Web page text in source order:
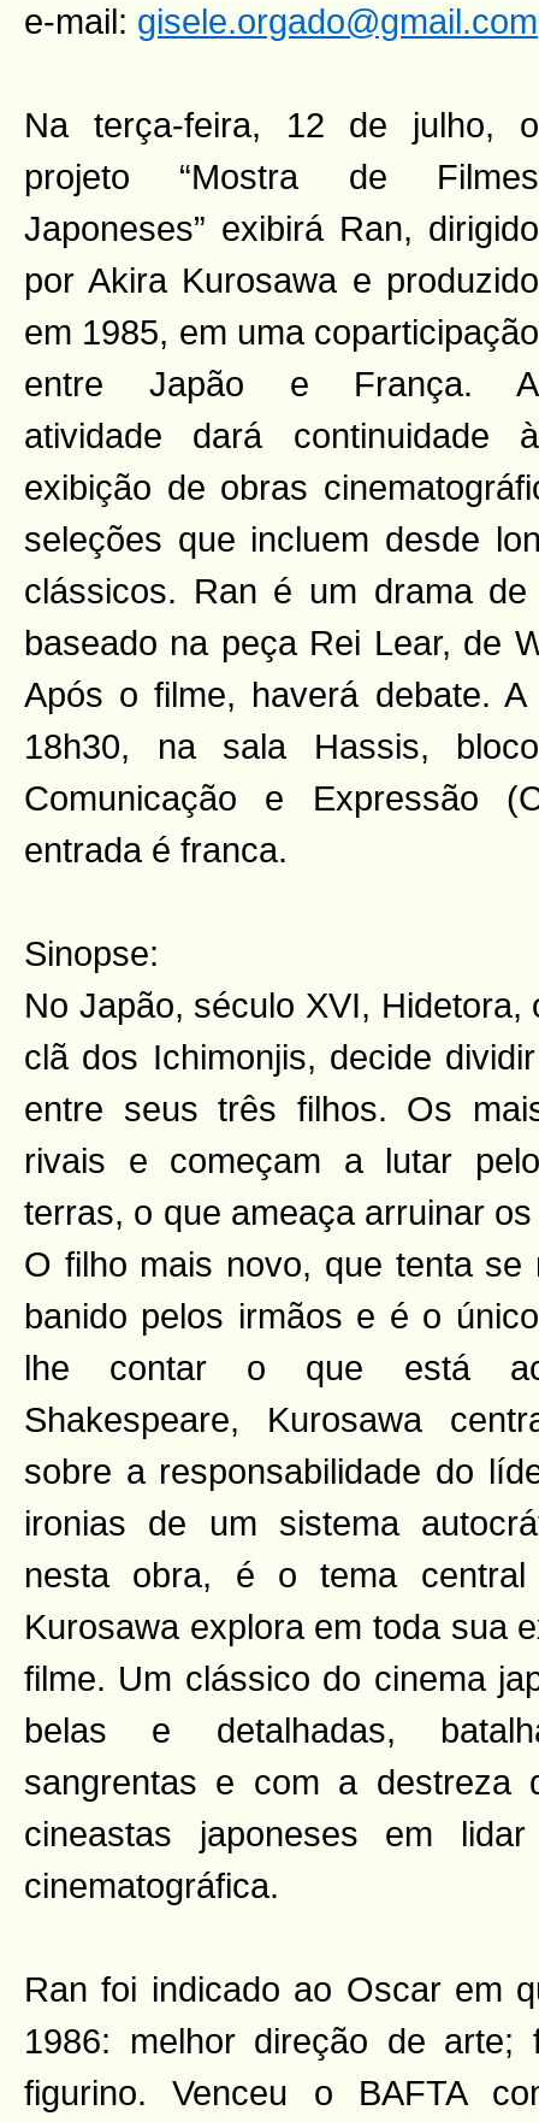
e-mail: gisele.orgado@gmail.com
Na terça-feira, 12 de julho, o
projeto “Mostra de Filmes
Japoneses” exibirá Ran, dirigido
por Akira Kurosawa e produzido
em 1985, em uma coparticipação
entre Japão e França. A
atividade dará continuidade à
exibição de obras
seleções que incluem desde
clássicos. Ran é um drama
baseado na peça Rei Lear, de
Após o filme, haverá debate.
18h30, na sala Hassis,
Comunicação e Expressão
entrada é franca.
Sinopse:
No Japão, século XVI, Hidetora,
clã dos Ichimonjis, decide
entre seus três filhos. Os
rivais e começam a lutar
terras, o que ameaça arruinar
O filho mais novo, que tenta se
banido pelos irmãos e é o
lhe contar o que está
Shakespeare, Kurosawa
sobre a responsabilidade do
ironias de um sistema
nesta obra, é o tema
Kurosawa explora em toda sua
filme. Um clássico do cinema
belas e detalhadas,
sangrentas e com a destreza
cineastas japoneses em
cinematográfica.
Ran foi indicado ao Oscar em
1986: melhor direção de arte;
figurino. Venceu o BAFTA